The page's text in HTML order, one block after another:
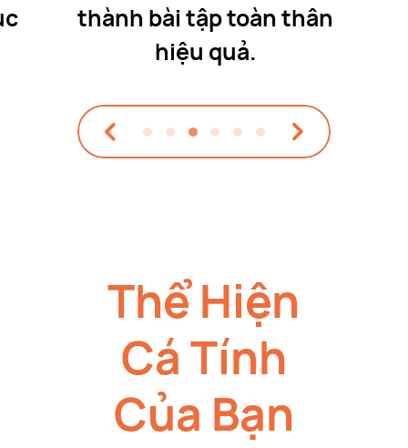
thành bài tập toàn thân
hiệu quả.
Thể Hiện
Cá Tính
Của Bạn